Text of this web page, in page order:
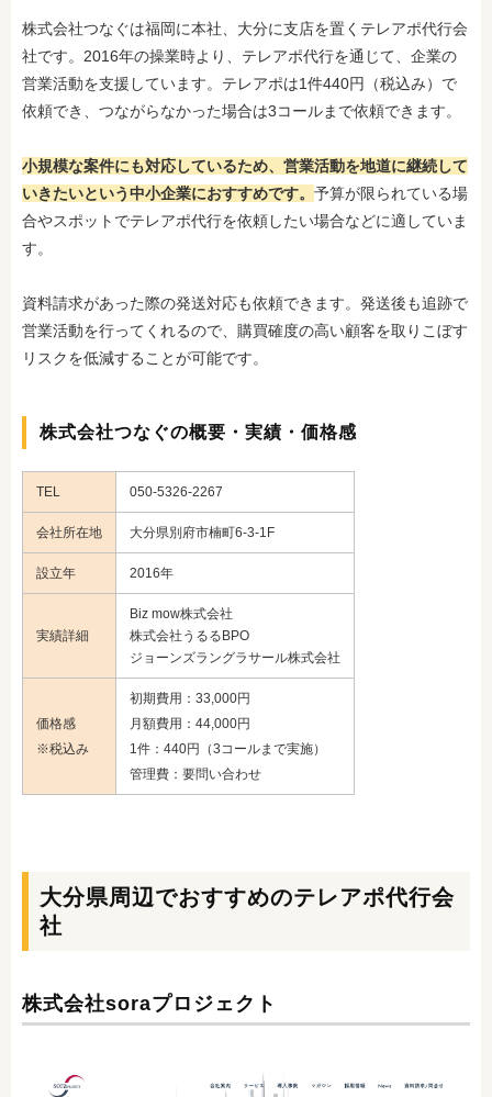
株式会社つなぐは福岡に本社、大分に支店を置くテレアポ代行会
社です。2016年の操業時より、テレアポ代行を通じて、企業の
営業活動を支援しています。テレアポは1件440円
（税込み）で
依頼でき、つながらなかった場合は3コールまで依頼できます。
小規模な案件にも対応しているため、営業活動を地道に継続して
いきたいという中小企業におすすめです。 予算が限られている場
合やスポットでテレアポ代行を依頼したい場合などに適していま
す。
資料請求があった際の発送対応も依頼できます。発送後も追跡で
営業活動を行ってくれるので、購買確度の高い顧客を取りこぼす
リスクを低減することが可能です。
株式会社つなぐの概要・実績・価格感
TEL 050-5326-2267
会社所在地 大分県別府市楠町6-3-1F
設立年 2016年
実績詳細
Biz mow株式会社
株式会社うるるBPO
ジョーンズラングラサール株式会社
価格感
※税込み
初期費用：33,000円
月額費用：44,000円
1件：440円
（3コールまで実施）
管理費：要問い合わせ
大分県周辺でおすすめのテレアポ代行会
社
株式会社soraプロジェクト